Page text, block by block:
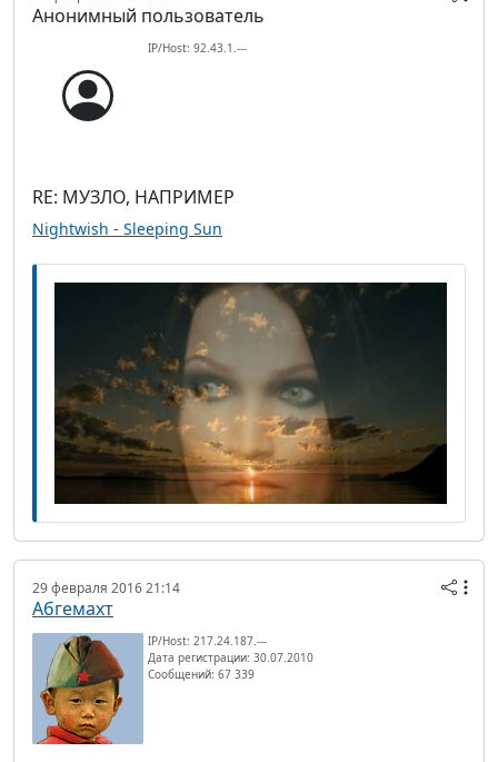
Анонимный пользователь
IP/Host: 92.43.1.---
RE: МУЗЛО, НАПРИМЕР
Nightwish - Sleeping Sun
29 февраля 2016 21:14
Абгемахт
IP/Host: 217.24.187.---
Дата регистрации: 30.07.2010
Сообщений: 67 339